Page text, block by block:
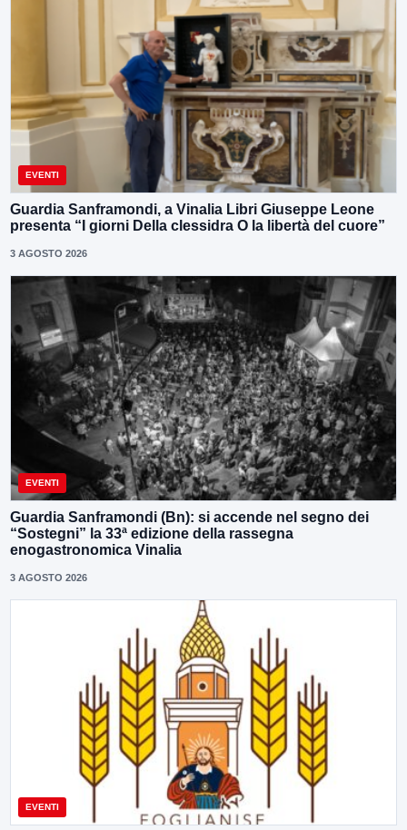
EVENTI
Guardia Sanframondi, a Vinalia Libri Giuseppe Leone
presenta “I giorni Della clessidra O la libertà del cuore”
3 AGOSTO 2026
EVENTI
Guardia Sanframondi (Bn): si accende nel segno dei
“Sostegni” la 33ª edizione della rassegna
enogastronomica Vinalia
3 AGOSTO 2026
EVENTI